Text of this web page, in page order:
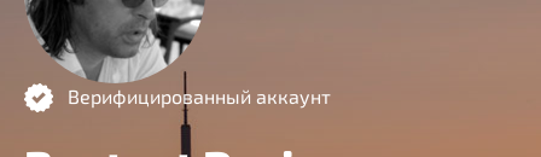
Верифицированный аккаунт